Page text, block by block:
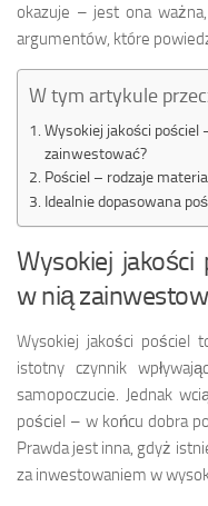
okazuje – jest ona
argumentów, które
W tym artykule
Wysokiej jakości pościel
zainwestować?
Pościel – rodzaje
Idealnie dopasowana
Wysokiej
w nią
Wysokiej jakości pościel
istotny czynnik
samopoczucie. Jednak
pościel – w końcu dobra
Prawda jest inna, gdyż
za inwestowaniem w